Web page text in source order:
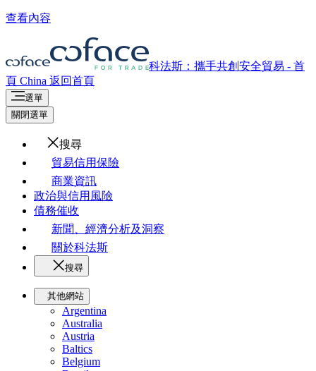
查看內容
科法斯：攜手共創安全貿易 - 首
頁 China 返回首頁
選單
關閉選單
搜尋
貿易信用保險
商業資訊
政治與信用風險
債務催收
新聞、經濟分析及洞察
關於科法斯
搜尋
其他網站
Argentina
Australia
Austria
Baltics
Belgium